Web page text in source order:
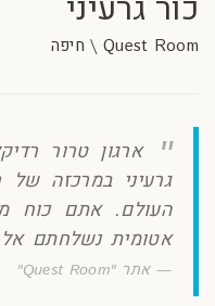
כור גרעיני
Quest Room \ חיפה
ארגון טרור
גרעיני במרכזה
העולם. אתם כוח
אטומית נשלחתם
אתר "Quest Room"